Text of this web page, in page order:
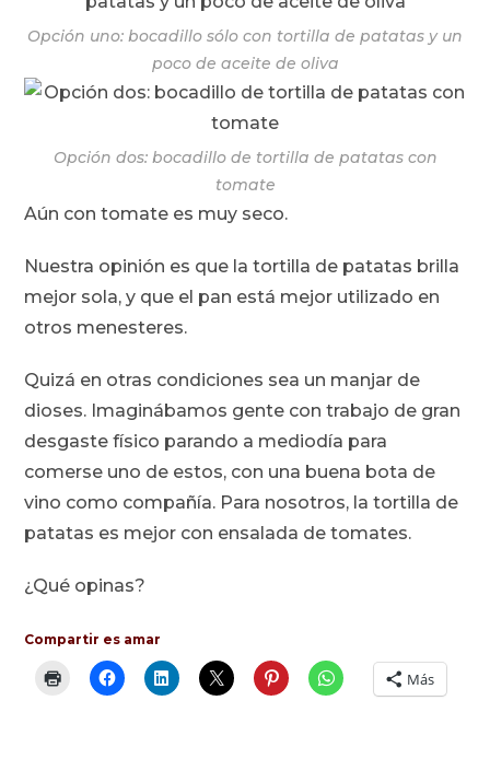
Opción uno: bocadillo sólo con tortilla de patatas y un
poco de aceite de oliva
Opción dos: bocadillo de tortilla de patatas con
tomate
Aún con tomate es muy seco.
Nuestra opinión es que la tortilla de patatas brilla
mejor sola, y que el pan está mejor utilizado en
otros menesteres.
Quizá en otras condiciones sea un manjar de
dioses. Imaginábamos gente con trabajo de gran
desgaste físico parando a mediodía para
comerse uno de estos, con una buena bota de
vino como compañía. Para nosotros, la tortilla de
patatas es mejor con ensalada de tomates.
¿Qué opinas?
Compartir es amar
Más